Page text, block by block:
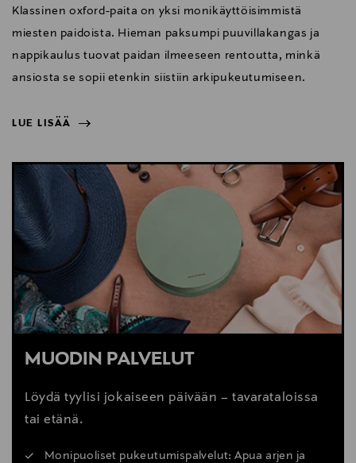
Klassinen oxford-paita on yksi monikäyttöisimmistä
miesten paidoista. Hieman paksumpi puuvillakangas ja
nappikaulus tuovat paidan ilmeeseen rentoutta, minkä
ansiosta se sopii etenkin siistiin arkipukeutumiseen.
LUE LISÄÄ
LUE LISÄÄ
MUODIN PALVELUT
Löydä tyylisi jokaiseen päivään – tavarataloissa
tai etänä.
Monipuoliset pukeutumispalvelut: Apua arjen ja